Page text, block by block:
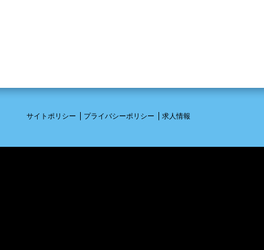
サイトポリシー プライバシーポリシー 求人情報